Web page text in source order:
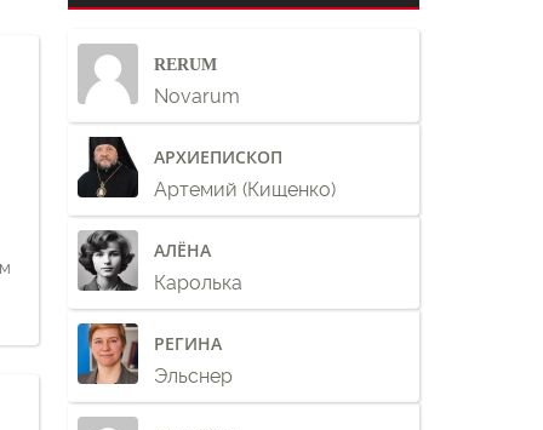
RERUM
Novarum
АРХИЕПИСКОП
Артемий (Кищенко)
АЛЁНА
Каролька
РЕГИНА
Эльснер